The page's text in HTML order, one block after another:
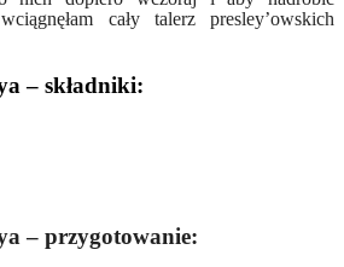
cały talerz presley’owskich
– składniki:
– przygotowanie: